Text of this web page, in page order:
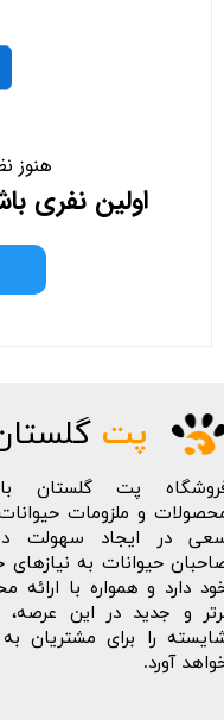
هنوز
اولین نفری
پت
پت گلستان با
و ملزومات
در ایجاد سهولت
حیوانات به نیازهای
دارد و همواره با ارائه
و جدید در این عرصه،
را برای مشتریان به
آورد.